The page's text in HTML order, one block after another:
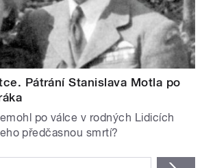
Pátrání Stanislava Motla po
po válce v rodných Lidicích
předčasnou smrtí?